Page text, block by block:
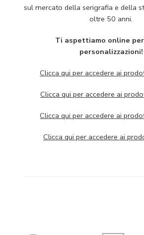
sul mercato della serigrafia e della
oltre 50 anni.
Ti aspettiamo online
personalizzazioni!
Clicca qui per accedere ai
Clicca qui per accedere ai
Clicca qui per accedere ai
Clicca qui per accedere ai